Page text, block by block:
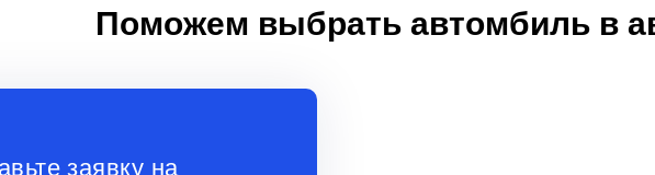
заявку на
Поможем выбрать автомбиль в